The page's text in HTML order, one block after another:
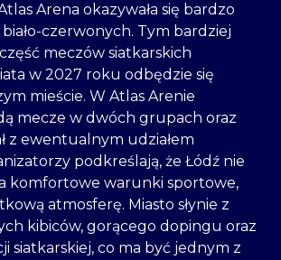
Arena okazywała się bardzo
czerwonych. Tym bardziej
meczów siatkarskich
w 2027 roku odbędzie się
mieście. W Atlas Arenie
mecze w dwóch grupach oraz
z ewentualnym udziałem
podkreślają, że Łódź nie
komfortowe warunki sportowe,
atmosferę. Miasto słynie z
kibiców, gorącego dopingu oraz
siatkarskiej, co ma być jednym z